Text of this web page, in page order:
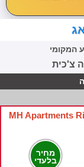
המקומי
צ'כית
MH Apartments
מחיר
בלעדי